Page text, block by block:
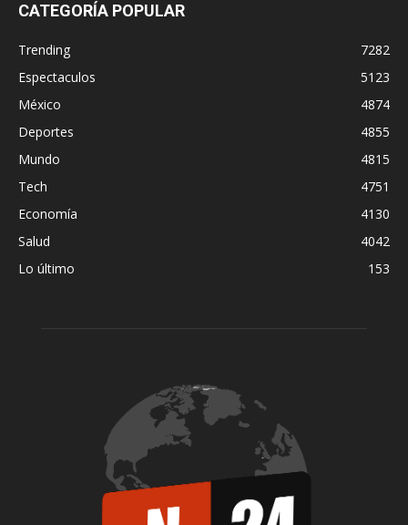
CATEGORÍA POPULAR
Trending
7282
Espectaculos
5123
México
4874
Deportes
4855
Mundo
4815
Tech
4751
Economía
4130
Salud
4042
Lo último
153